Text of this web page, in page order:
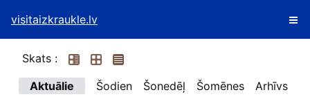
visitaizkraukle.lv
Skats :
Aktuālie
Šodien Šonedēļ Šomēnes Arhīvs